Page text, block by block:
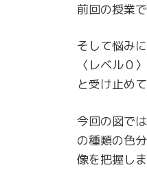
前回の授業
そして悩み
〈レベル０
と受け止め
今回の図で
の種類の色
像を把握し